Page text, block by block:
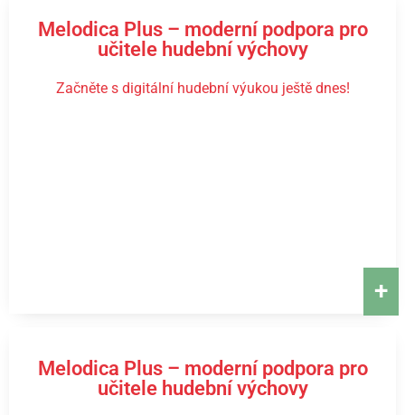
Melodica Plus – moderní podpora pro
učitele hudební výchovy
Začněte s digitální hudební výukou ještě dnes!
+
Melodica Plus – moderní podpora pro
učitele hudební výchovy